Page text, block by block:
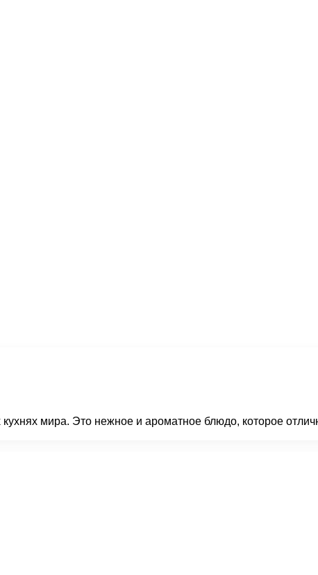
мира. Это нежное и ароматное блюдо, которое